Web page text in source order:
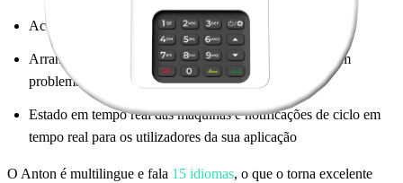
Aceitação de todas as principais marcas de cartões
Arranque remoto de uma máquina se um cliente tiver um
problema
Estado em tempo real das máquinas e notificações de ciclo em
tempo real para os utilizadores da sua aplicação
O Anton é multilingue e fala 15 idiomas, o que o torna excelente